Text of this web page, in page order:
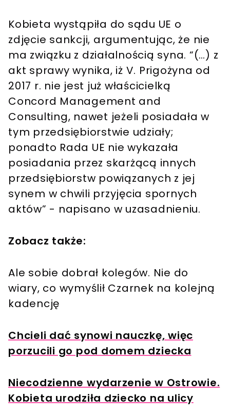
Kobieta wystąpiła do sądu UE o
zdjęcie sankcji, argumentując, że nie
ma związku z działalnością syna. “(…) z
akt sprawy wynika, iż V. Prigożyna od
2017 r. nie jest już właścicielką
Concord Management and
Consulting, nawet jeżeli posiadała w
tym przedsiębiorstwie udziały;
ponadto Rada UE nie wykazała
posiadania przez skarżącą innych
przedsiębiorstw powiązanych z jej
synem w chwili przyjęcia spornych
aktów” - napisano w uzasadnieniu.
Zobacz także:
Ale sobie dobrał kolegów. Nie do
wiary, co wymyślił Czarnek na kolejną
kadencję
Chcieli dać synowi nauczkę, więc
porzucili go pod domem dziecka
Niecodzienne wydarzenie w Ostrowie.
Kobieta urodziła dziecko na ulicy